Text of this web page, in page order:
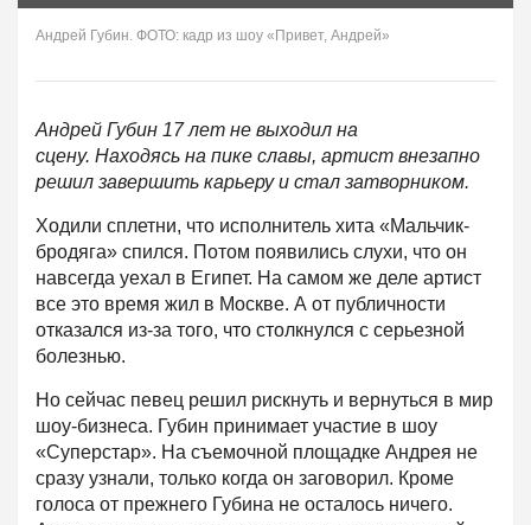
Андрей Губин. ФОТО: кадр из шоу «Привет, Андрей»
Андрей Губин 17 лет не выходил на
сцену. Находясь на пике славы, артист внезапно
решил завершить карьеру и стал затворником.
Ходили сплетни, что исполнитель хита «Мальчик-
бродяга» спился. Потом появились слухи, что он
навсегда уехал в Египет. На самом же деле артист
все это время жил в Москве. А от публичности
отказался из-за того, что столкнулся с серьезной
болезнью.
Но сейчас певец решил рискнуть и вернуться в мир
шоу-бизнеса. Губин принимает участие в шоу
«Суперстар». На съемочной площадке Андрея не
сразу узнали, только когда он заговорил. Кроме
голоса от прежнего Губина не осталось ничего.